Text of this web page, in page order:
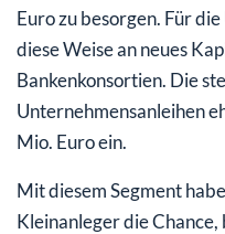
Euro zu besorgen. Für
diese Weise an neues
Bankenkonsortien. Die
Unternehmensanleihen
Mio. Euro ein.
Mit diesem Segment
Kleinanleger die